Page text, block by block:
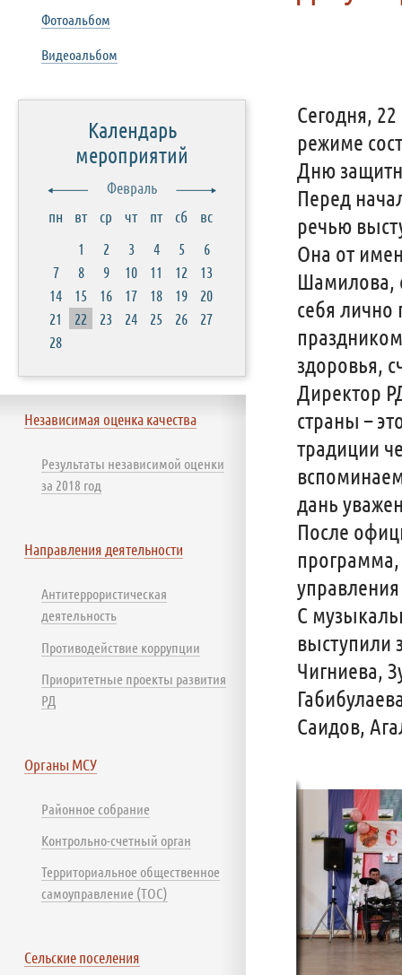
Сегодня,
режиме
Дню
Перед
речью
Она от
Шамилова,
себя
здоровья,
Директор
страны –
традиции
дань
После
С
выступили
Чигниева,
Саидов,
Фотоальбом
Видеоальбом
Календарь
мероприятий
Февраль
пн
вт ср чт пт сб
вс
1
2 3 4 5
6
7
8 9 10 11 12
13
14
15 16 17 18 19
20
21
22 23 24 25 26
27
28
Независимая оценка качества
Результаты независимой оценки
за 2018 год
Направления деятельности
Антитеррористическая
деятельность
Противодействие коррупции
Приоритетные проекты развития
РД
Органы МСУ
Районное собрание
Контрольно-счетный орган
Территориальное общественное
самоуправление (ТОС)
Сельские поселения